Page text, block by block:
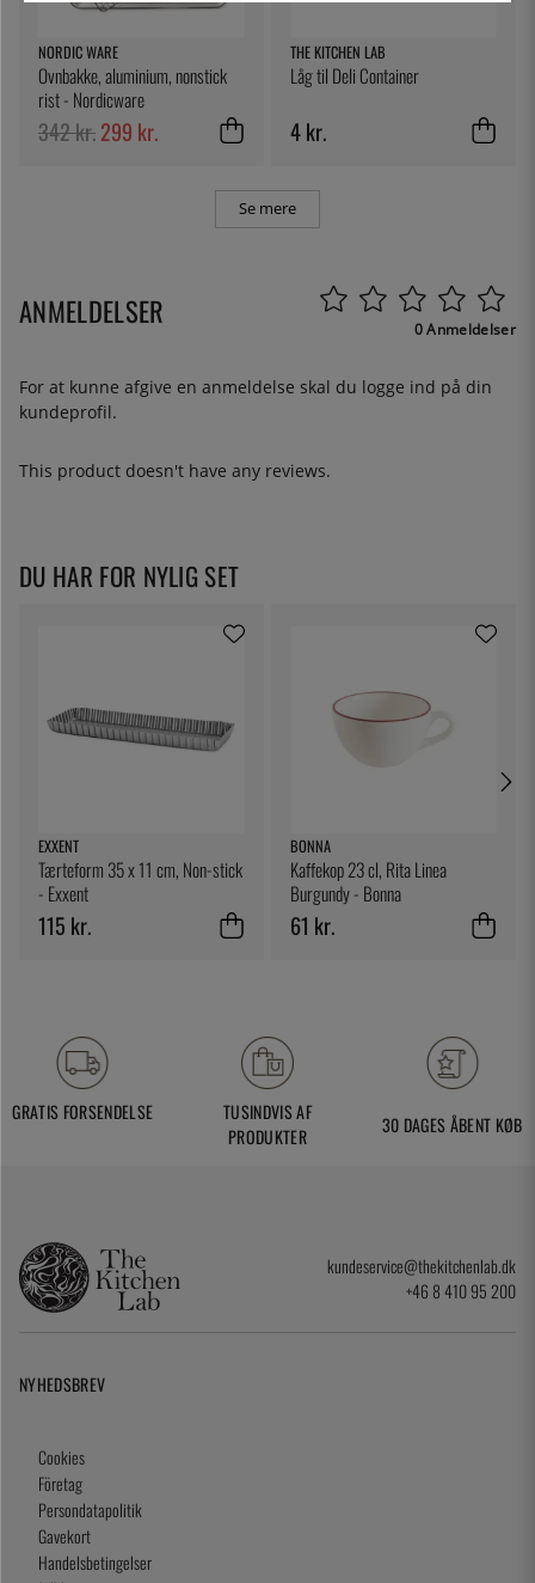
NORDIC WARE
Ovnbakke, aluminium, nonstick
rist - Nordicware
342 kr.299 kr.
THE KITCHEN LAB
Låg til Deli Container
4 kr.
Se mere
ANMELDELSER 0 Anmeldelser
For at kunne afgive en anmeldelse skal du logge ind på din
kundeprofil.
This product doesn't have any reviews.
DU HAR FOR NYLIG SET
EXXENT
Tærteform 35 x 11 cm, Non-stick
- Exxent
115 kr.
BONNA
Kaffekop 23 cl, Rita Linea
Burgundy - Bonna
61 kr.
GRATIS FORSENDELSE
TUSINDVIS AF
PRODUKTER
30 DAGES ÅBENT KØB
kundeservice@thekitchenlab.dk
+46 8 410 95 200
NYHEDSBREV
Cookies
Företag
Persondatapolitik
Gavekort
Handelsbetingelser